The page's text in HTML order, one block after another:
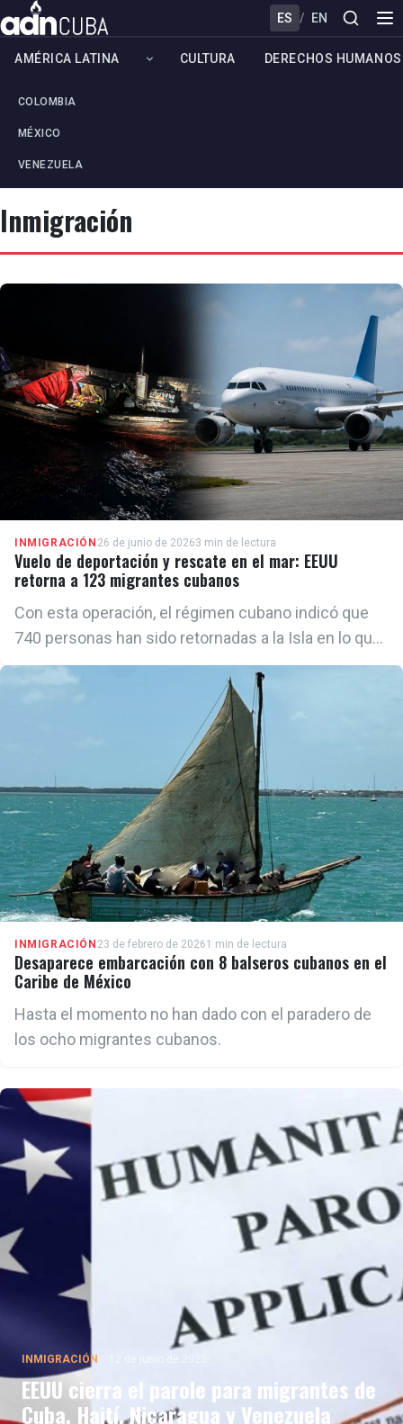
ES / EN
AMÉRICA LATINA
COLOMBIA
MÉXICO
VENEZUELA
CULTURA DERECHOS HUMANOS
Inmigración
INMIGRACIÓN 26 de junio de 20263 min de lectura
Vuelo de deportación y rescate en el mar: EEUU
retorna a 123 migrantes cubanos
Con esta operación, el régimen cubano indicó que
740 personas han sido retornadas a la Isla en lo que
va de 2026, mediante 25 operaciones de devolución
realizadas desde distintos países de la región.
INMIGRACIÓN 23 de febrero de 20261 min de lectura
Desaparece embarcación con 8 balseros cubanos en el
Caribe de México
Hasta el momento no han dado con el paradero de
los ocho migrantes cubanos.
INMIGRACIÓN
EEUU cierra el parole para migrantes de
Cuba, Haití, Nicaragua y Venezuela